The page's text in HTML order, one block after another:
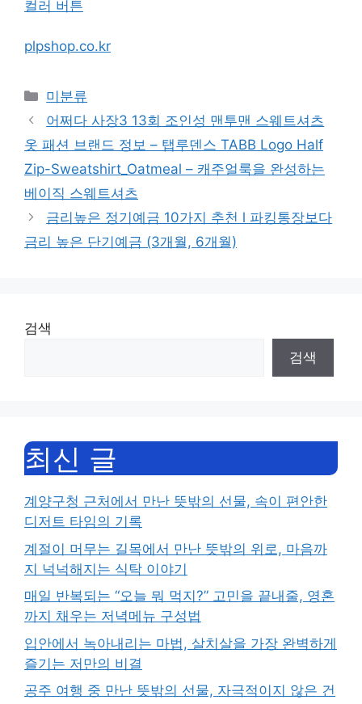
컬러 버튼
plpshop.co.kr
Categories
미분류
어쩌다 사장3 13회 조인성 맨투맨 스웨트셔츠
옷 패션 브랜드 정보 – 탭루덴스 TABB Logo Half
Zip-Sweatshirt_Oatmeal – 캐주얼룩을 완성하는
베이직 스웨트셔츠
금리높은 정기예금 10가지 추천 l 파킹통장보다
금리 높은 단기예금 (3개월, 6개월)
검색
검색
최신 글
계양구청 근처에서 만난 뜻밖의 선물, 속이 편안한
디저트 타임의 기록
계절이 머무는 길목에서 만난 뜻밖의 위로, 마음까
지 넉넉해지는 식탁 이야기
매일 반복되는 “오늘 뭐 먹지?” 고민을 끝내줄, 영혼
까지 채우는 저녁메뉴 구성법
입안에서 녹아내리는 마법, 살치살을 가장 완벽하게
즐기는 저만의 비결
공주 여행 중 만난 뜻밖의 선물, 자극적이지 않은 건